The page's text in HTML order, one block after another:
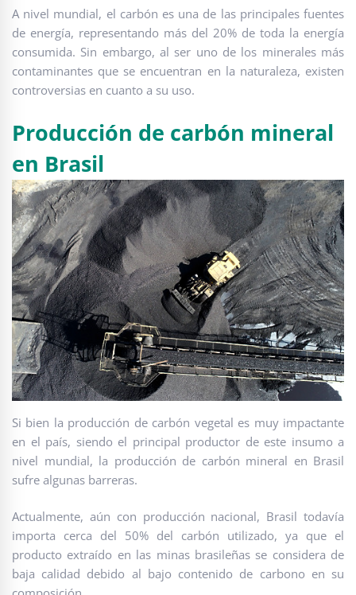
A nivel mundial, el carbón es una de las principales fuentes
de energía, representando más del 20% de toda la energía
consumida. Sin embargo, al ser uno de los minerales más
contaminantes que se encuentran en la naturaleza, existen
controversias en cuanto a su uso.
Producción de carbón mineral
en Brasil
Si bien la producción de carbón vegetal es muy impactante
en el país, siendo el principal productor de este insumo a
nivel mundial, la producción de carbón mineral en Brasil
sufre algunas barreras.
Actualmente, aún con producción nacional, Brasil todavía
importa cerca del 50% del carbón utilizado, ya que el
producto extraído en las minas brasileñas se considera de
baja calidad debido al bajo contenido de carbono en su